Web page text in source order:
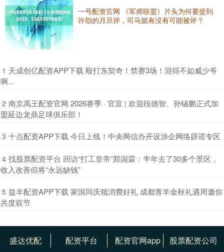
一号配资官网 《军师联盟》片头为何要提到
许劭的月旦评，司马懿有没有可能被评？
1 ​天成创亿配资APP下载 殴打东契奇！禁赛3场！混得不如威少爷
啊...
2 ​南京禹王配资官网 2026赛季 · 官宣 | 欢迎段德智、孙锡鹏正式加
盟延边龙鼎足球俱乐部！
3 ​十点配资APP下载 今日上线！中央网信办开设涉企网络辟谣专区
4 ​找股票配资平台 回访“打工皇帝”郑国霖：半年去了30多个景区，
收入改善但将“永远缺钱”
5 ​益丰配资APP下载 家国同庆领消费好礼 成都青羊金秋礼遇周邀你
共度双节
盛达优配 配资平台 配资官网app 股票配资公司